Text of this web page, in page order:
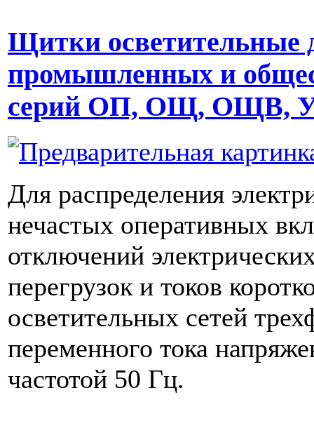
Щитки осветительные
промышленных и
серий ОП, ОЩ, ОЩВ,
Для распределения
нечастых оперативных
отключений
перегрузок и токов
осветительных сетей
переменного тока
частотой 50 Гц.